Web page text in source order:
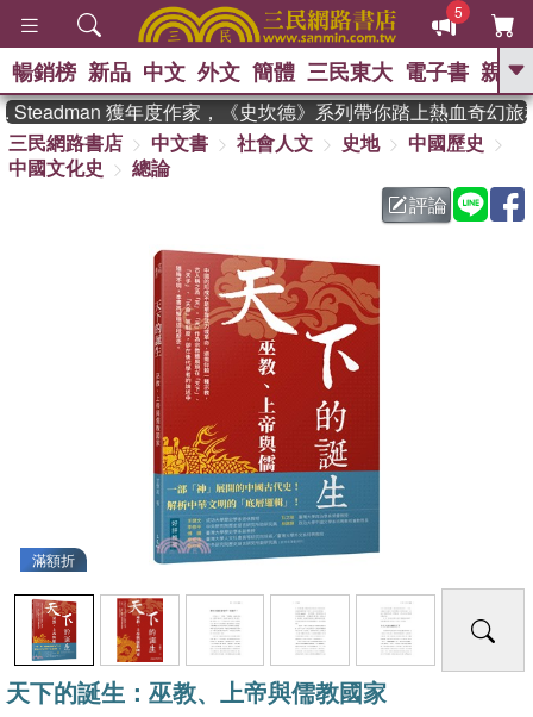
5
GO
熱搜： 東野圭吾 、 高希均教授回憶錄
暑期推薦 、 國際布克
方念華 、 台灣的李
偉大的迷走神經
暢銷榜 新品 中文 外文 簡體 三民東大 電子書 親子
獲年度作家，《史坎德》系列帶你踏上熱血奇幻旅程
三民網路書店
中文書 社會人文 史地
中國歷史
中國文化史
總論
評論
滿額折
天下的誕生：巫教、上帝與儒教國家